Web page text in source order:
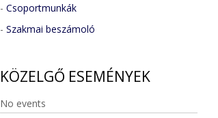
- Csoportmunkák
- Szakmai beszámoló
KÖZELGŐ ESEMÉNYEK
No events